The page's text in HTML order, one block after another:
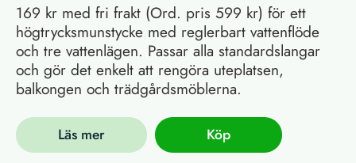
169 kr med fri frakt (Ord. pris 599 kr) för ett
högtrycksmunstycke med reglerbart vattenflöde
och tre vattenlägen. Passar alla standardslangar
och gör det enkelt att rengöra uteplatsen,
balkongen och trädgårdsmöblerna.
Läs mer Köp